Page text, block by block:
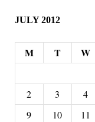
JULY 2012
M T W
2
3 4
9
10 11